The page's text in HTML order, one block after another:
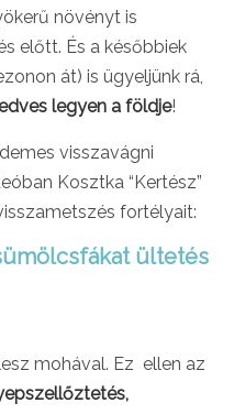
növényt is
előtt. És a későbbiek
át) is ügyeljünk rá,
legyen a földje!
visszavágni
Kosztka “Kertész”
fortélyait:
ültetés
mohával. Ez ellen az